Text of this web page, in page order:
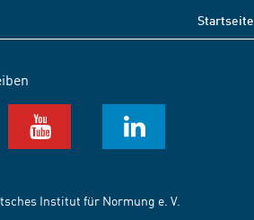
Startseite
Institut für Normung e. V.